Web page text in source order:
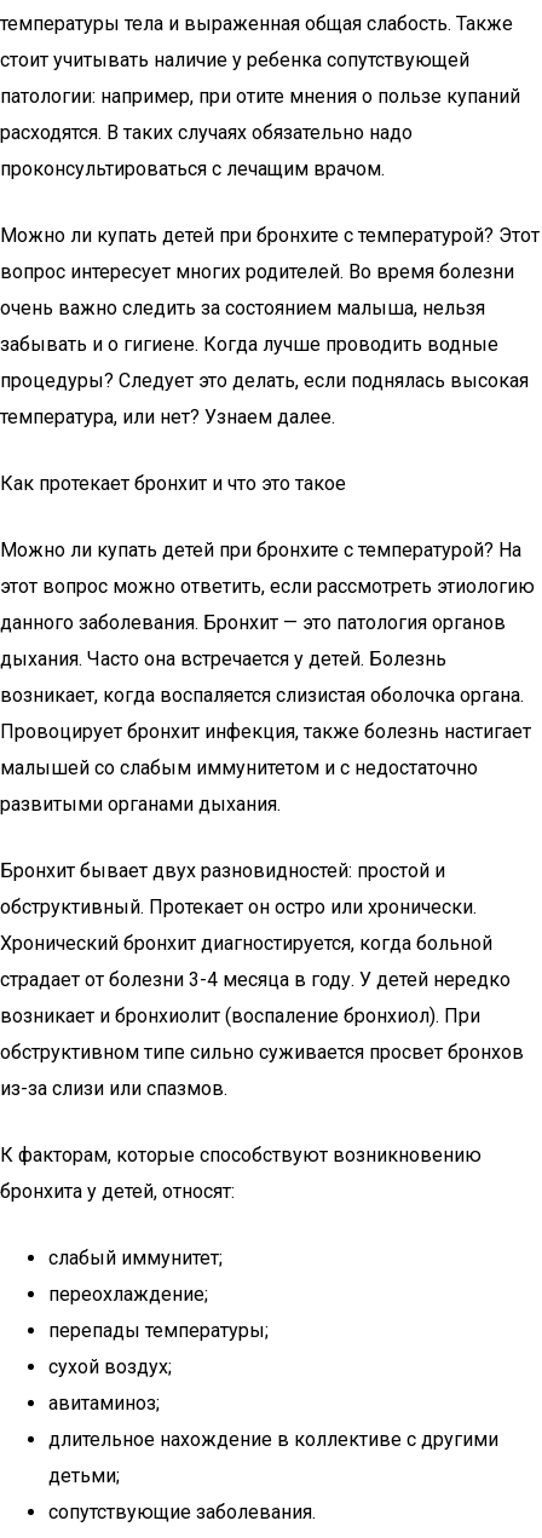
температуры тела и выраженная общая слабость. Также
стоит учитывать наличие у ребенка сопутствующей
патологии: например, при отите мнения о пользе купаний
расходятся. В таких случаях обязательно надо
проконсультироваться с лечащим врачом.
Можно ли купать детей при бронхите с температурой? Этот
вопрос интересует многих родителей. Во время болезни
очень важно следить за состоянием малыша, нельзя
забывать и о гигиене. Когда лучше проводить водные
процедуры? Следует это делать, если поднялась высокая
температура, или нет? Узнаем далее.
Как протекает бронхит и что это такое
Можно ли купать детей при бронхите с температурой? На
этот вопрос можно ответить, если рассмотреть этиологию
данного заболевания. Бронхит — это патология органов
дыхания. Часто она встречается у детей. Болезнь
возникает, когда воспаляется слизистая оболочка органа.
Провоцирует бронхит инфекция, также болезнь настигает
малышей со слабым иммунитетом и с недостаточно
развитыми органами дыхания.
Бронхит бывает двух разновидностей: простой и
обструктивный. Протекает он остро или хронически.
Хронический бронхит диагностируется, когда больной
страдает от болезни 3-4 месяца в году. У детей нередко
возникает и бронхиолит (воспаление бронхиол). При
обструктивном типе сильно суживается просвет бронхов
из-за слизи или спазмов.
К факторам, которые способствуют возникновению
бронхита у детей, относят:
слабый иммунитет;
переохлаждение;
перепады температуры;
сухой воздух;
авитаминоз;
длительное нахождение в коллективе с другими
детьми;
сопутствующие заболевания.